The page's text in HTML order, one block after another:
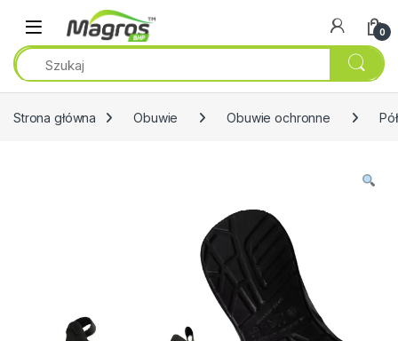
Przejdź do nawigacji
Przeskocz do treści
0
Strona główna Obuwie Obuwie ochronne